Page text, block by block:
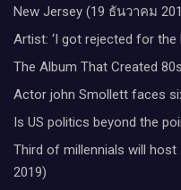
New Jersey (19 ธันวาคม
Artist: ‘I got rejected for
The Album That Created
Actor john Smollett faces
Is US politics beyond the
Third of millennials will
2019)